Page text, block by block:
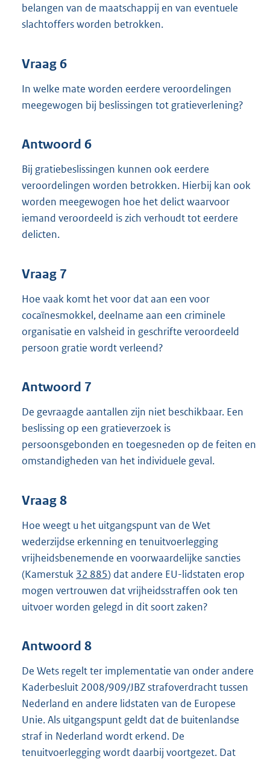
belangen van de maatschappij en van eventuele
slachtoffers worden betrokken.
Vraag 6
In welke mate worden eerdere veroordelingen
meegewogen bij beslissingen tot gratieverlening?
Antwoord 6
Bij gratiebeslissingen kunnen ook eerdere
veroordelingen worden betrokken. Hierbij kan ook
worden meegewogen hoe het delict waarvoor
iemand veroordeeld is zich verhoudt tot eerdere
delicten.
Vraag 7
Hoe vaak komt het voor dat aan een voor
cocaïnesmokkel, deelname aan een criminele
organisatie en valsheid in geschrifte veroordeeld
persoon gratie wordt verleend?
Antwoord 7
De gevraagde aantallen zijn niet beschikbaar. Een
beslissing op een gratieverzoek is
persoonsgebonden en toegesneden op de feiten en
omstandigheden van het individuele geval.
Vraag 8
Hoe weegt u het uitgangspunt van de Wet
wederzijdse erkenning en tenuitvoerlegging
vrijheidsbenemende en voorwaardelijke sancties
(Kamerstuk 32 885) dat andere EU-lidstaten erop
mogen vertrouwen dat vrijheidsstraffen ook ten
uitvoer worden gelegd in dit soort zaken?
Antwoord 8
De Wets regelt ter implementatie van onder andere
Kaderbesluit 2008/909/JBZ strafoverdracht tussen
Nederland en andere lidstaten van de Europese
Unie. Als uitgangspunt geldt dat de buitenlandse
straf in Nederland wordt erkend. De
tenuitvoerlegging wordt daarbij voortgezet. Dat